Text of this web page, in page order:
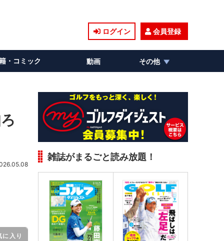
ログイン 会員登録
・コミック 動画 その他
に入り
雑誌がまるごと読み放題！